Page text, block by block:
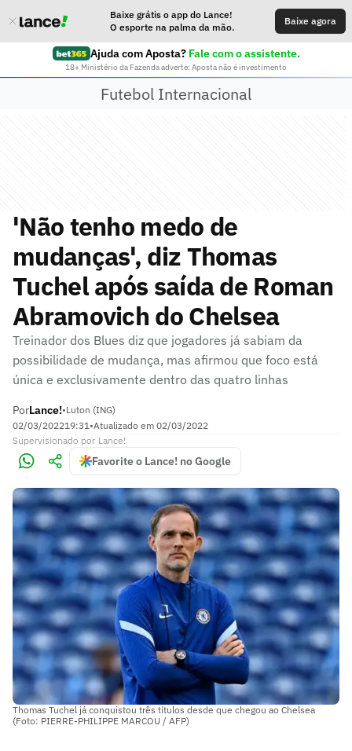
Baixe grátis o app do Lance!
O esporte na palma da mão.
Baixe agora
Ajuda com Aposta? Fale com o assistente.
18+ Ministério da Fazenda adverte: Aposta não é investimento
Futebol Internacional
'Não tenho medo de
mudanças', diz Thomas
Tuchel após saída de Roman
Abramovich do Chelsea
Treinador dos Blues diz que jogadores já sabiam da
possibilidade de mudança, mas afirmou que foco está
única e exclusivamente dentro das quatro linhas
PorLance!•Luton (ING)
02/03/202219:31•Atualizado em 02/03/2022
Supervisionado por Lance!
Favorite o Lance! no Google
Thomas Tuchel já conquistou três títulos desde que chegou ao Chelsea
(Foto: PIERRE-PHILIPPE MARCOU / AFP)